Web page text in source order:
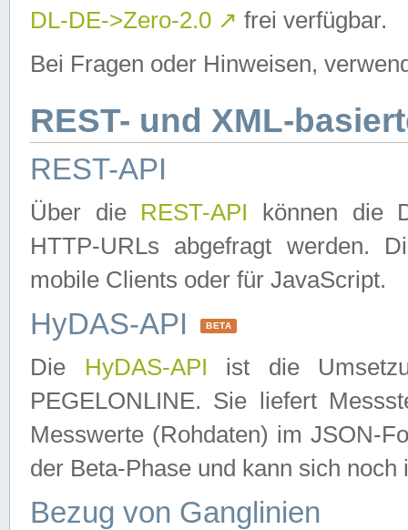
DL-DE->Zero-2.0 ↗ frei verfügbar.
Bei Fragen oder Hinweisen,
REST- und XML-
REST-API
Über die REST-API können die
HTTP-URLs abgefragt werden.
mobile Clients oder für JavaScript.
HyDAS-API BETA
Die HyDAS-API ist die
PEGELONLINE. Sie liefert
Messwerte (Rohdaten) im JSON-
der Beta-Phase und kann sich noch
Bezug von Ganglinien